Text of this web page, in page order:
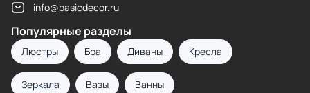
info@basicdecor.ru
Популярные разделы
Люстры Бра Диваны Кресла
Зеркала Вазы Ванны